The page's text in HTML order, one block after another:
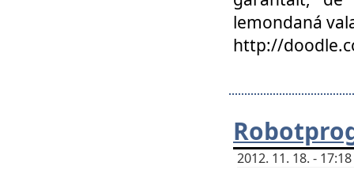
lemondaná
http://
2012. 11. 18. -